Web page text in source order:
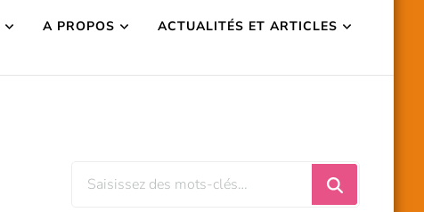
A PROPOS ACTUALITÉS ET ARTICLES
Vous